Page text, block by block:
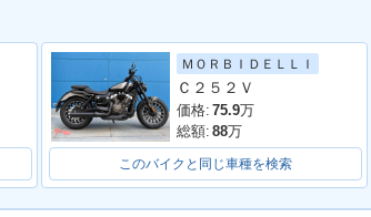
ＭＯＲＢＩＤＥＬＬＩ
Ｃ２５２Ｖ
価格: 75.9万
総額: 88万
このバイクと同じ車種を検索